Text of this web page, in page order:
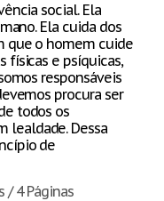
social. Ela
Ela cuida dos
que o homem cuide
físicas e psíquicas,
responsáveis
procura ser
todos os
lealdade. Dessa
de
/ 4 Páginas